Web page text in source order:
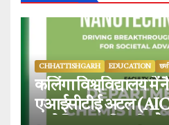
CHHATTISHGARH EDUCATION
कलिंगा विश्वविद्यालय में
एआईसीटीई अटल